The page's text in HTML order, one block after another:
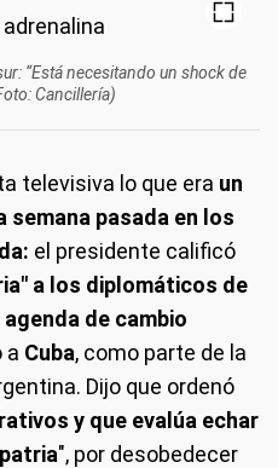
“Está necesitando un shock de
Cancillería)
televisiva lo que era un
pasada en los
el presidente calificó
a los diplomáticos de
de cambio
a Cuba, como parte de la
Dijo que ordenó
y que evalúa echar
", por desobedecer